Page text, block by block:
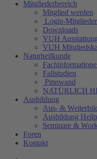
Mitgliederbereich
Mitglied werden
Login-Mitglieder
Downloads
VUH Ausstattung
VUH
Naturheilkunde
Fallstudien
Pinnwand
NATÜRLICH
Ausbildung
Aus- &
Ausbildung
Seminare &
Foren
Kontakt